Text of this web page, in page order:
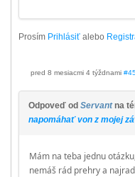
Prosím Prihlásiť alebo
pred 8 mesiacmi 4 týždnami
Odpoveď od Servantna
napomáhať von z mojej
Mám na teba jednu
nemáš rád prehry a